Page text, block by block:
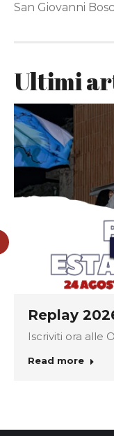
San Giovanni
Ultimi
Replay
Iscriviti ora alle
Read more